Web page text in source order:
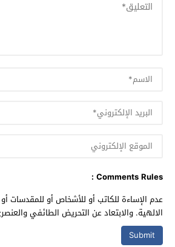
Comments Rules :
عدم الإساءة للكاتب أو للأشخاص أو للمقدسات
الالهية. والابتعاد عن التحريض الطائفي